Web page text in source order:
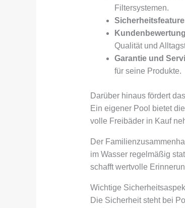
Filtersystemen.
Qualität und
Garantie und
für seine Produkte.
Darüber hinaus fördert
Ein eigener Pool bietet
volle Freibäder in Kauf
Der
im Wasser regelmäßig
schafft wertvolle
Wichtige
Die Sicherheit steht bei